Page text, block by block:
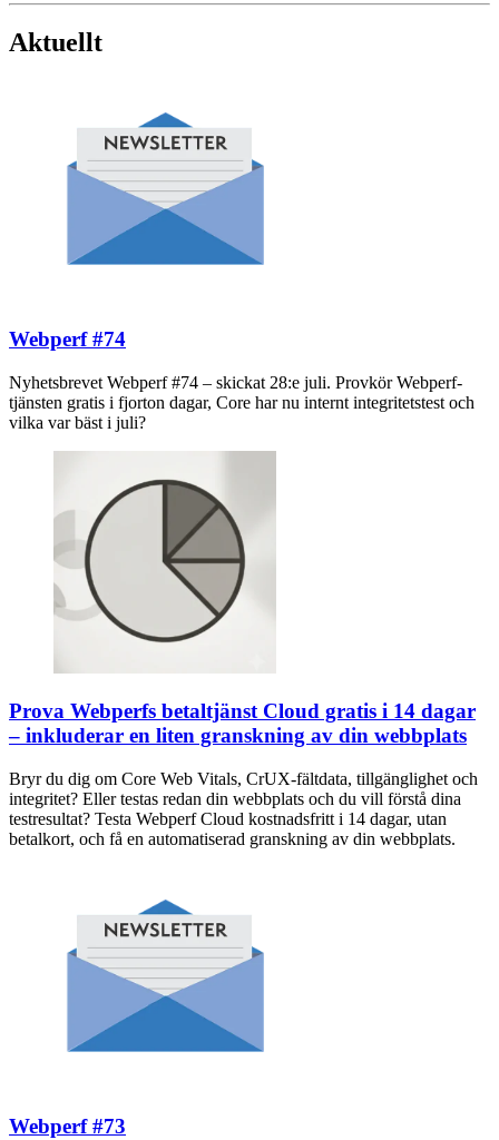
Aktuellt
Webperf #74
Nyhetsbrevet Webperf #74 – skickat 28:e juli. Provkör Webperf-
tjänsten gratis i fjorton dagar, Core har nu internt integritetstest och
vilka var bäst i juli?
Prova Webperfs betaltjänst Cloud gratis i 14 dagar
– inkluderar en liten granskning av din webbplats
Bryr du dig om Core Web Vitals, CrUX-fältdata, tillgänglighet och
integritet? Eller testas redan din webbplats och du vill förstå dina
testresultat? Testa Webperf Cloud kostnadsfritt i 14 dagar, utan
betalkort, och få en automatiserad granskning av din webbplats.
Webperf #73